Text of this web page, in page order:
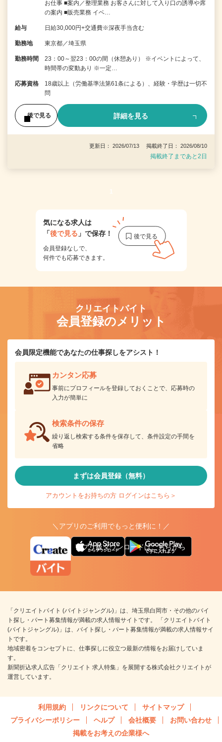
お仕事 ■案内／整理業務 お客さんに対して入り口の誘導や席
の案内 ■販売業務 イベ…
給与 日給30,000円+交通費※深夜手当含む
勤務地 東京都／埼玉県
勤務時間
23：00～翌23：00の間（休憩あり） ※イベントによって、
時間帯の変動あり ※一定…
応募資格
18歳以上（労働基準法第61条による）、経験・学歴は一切不
問
後で見る 詳細を見る
更新日： 2026/07/13 掲載終了日： 2026/08/10
掲載終了まであと2日
1
気になる求人は
「後で見る 」で保存！
会員登録なしで、
何件でも応募できます。
クリエイトバイト
会員登録のメリット
会員限定機能であなたの仕事探しをアシスト！
カンタン応募
事前にプロフィールを登録しておくことで、応募時の
入力が簡単に
検索条件の保存
繰り返し検索する条件を保存して、条件設定の手間を
省略
まずは会員登録（無料）
アカウントをお持ちの方 ログインはこちら＞
＼アプリのご利用でもっと便利に！／
アプリ版ダウンロードはこちらから
「クリエイトバイト (バイトジャングル)」は、埼玉県白岡市・その他のバイ
ト探し・パート募集情報が満載の求人情報サイトです。 「クリエイトバイト
(バイトジャングル)」は、バイト探し・パート募集情報が満載の求人情報サイ
トです。
地域密着をコンセプトに、仕事探しに役立つ最新の情報をお届けしていま
す。
新聞折込求人広告「クリエイト 求人特集」を展開する株式会社クリエイトが
運営しています。
利用規約 リンクについて
サイトマップ
プライバシーポリシー
ヘルプ 会社概要
お問い合わせ
掲載をお考えの企業様へ